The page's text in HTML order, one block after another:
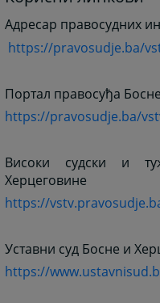
Адресар правосудних
https://pravosudje.ba/
Портал правосуђа
https://pravosudje.ba/
Високи судски и
Херцеговине
https://
Уставни суд Босне и
https://